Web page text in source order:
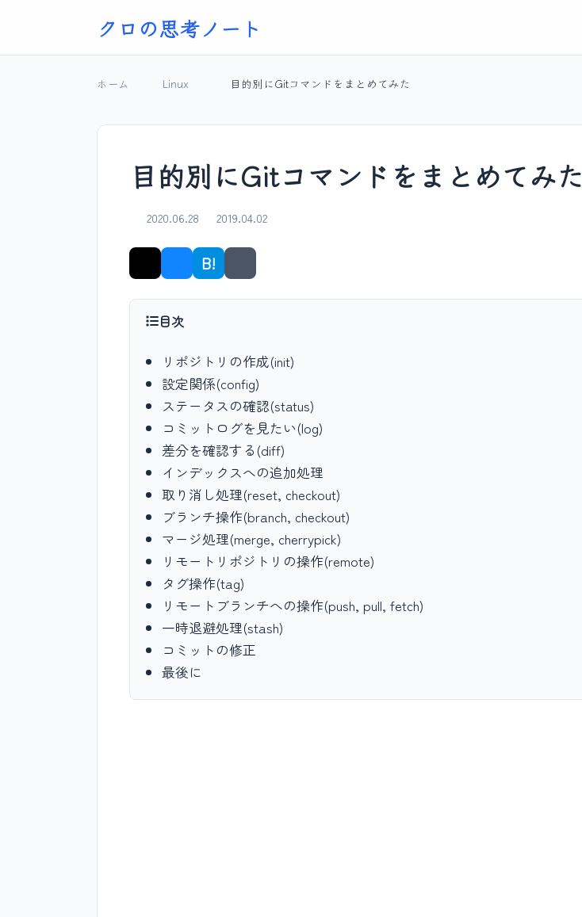
クロの思考ノート
ホーム Linux 目的別にGitコマンドをまとめてみた
目的別にGitコマンドをまとめてみた
2020.06.28 2019.04.02
B! シェア
目次
リポジトリの作成(init)
設定関係(config)
ステータスの確認(status)
コミットログを見たい(log)
差分を確認する(diff)
インデックスへの追加処理
取り消し処理(reset, checkout)
ブランチ操作(branch, checkout)
マージ処理(merge, cherrypick)
リモートリポジトリの操作(remote)
タグ操作(tag)
リモートブランチへの操作(push, pull, fetch)
一時退避処理(stash)
コミットの修正
最後に